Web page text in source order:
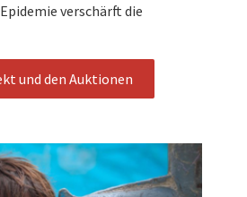
verschärft die
und den Auktionen